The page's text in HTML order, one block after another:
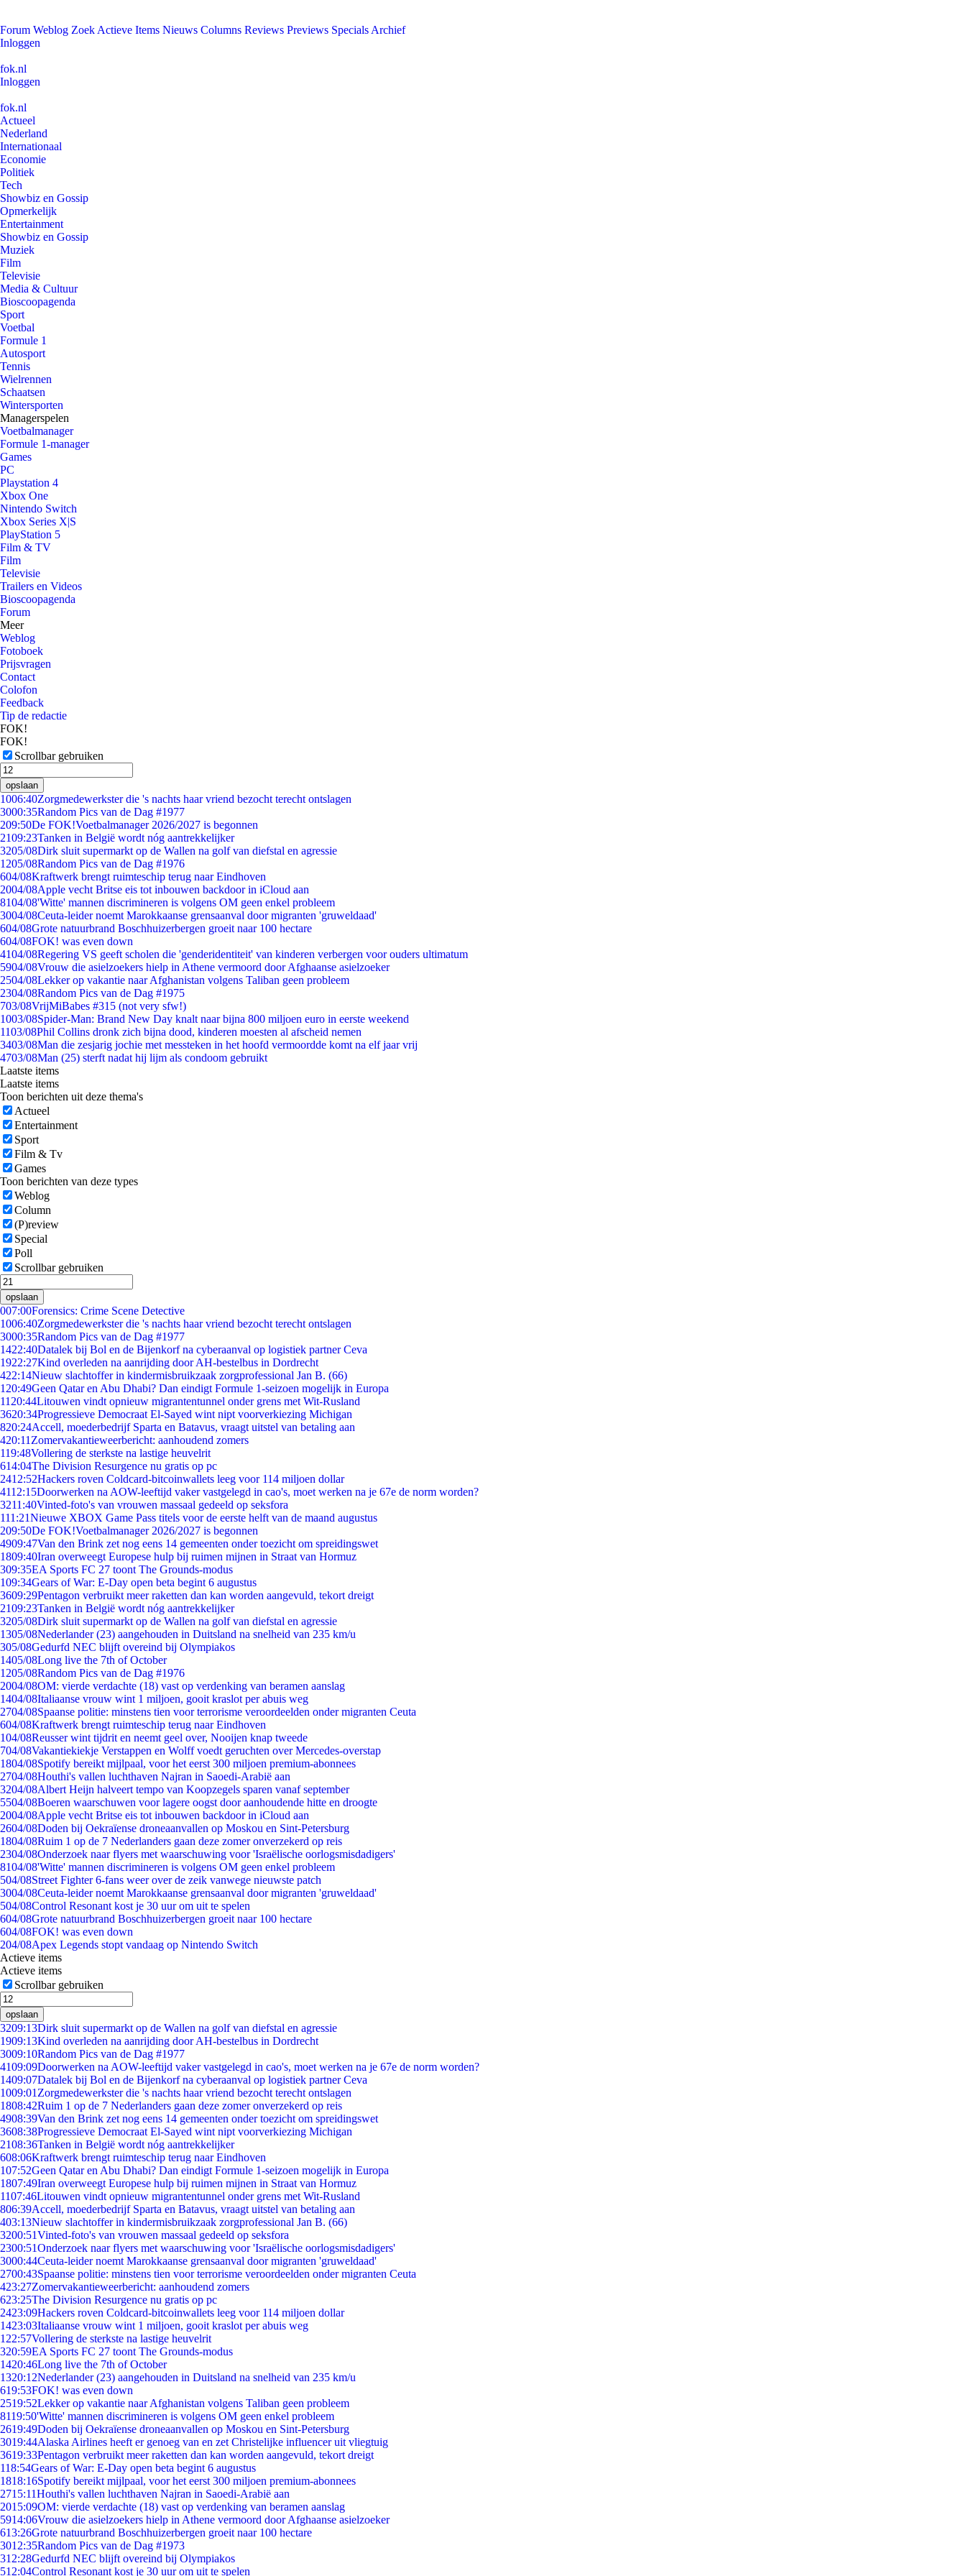
Forum Weblog Zoek Actieve Items Nieuws Columns Reviews Previews Specials Archief
Inloggen
fok.nl
Inloggen
fok.nl
Actueel
Nederland
Internationaal
Economie
Politiek
Tech
Showbiz en Gossip
Opmerkelijk
Entertainment
Showbiz en Gossip
Muziek
Film
Televisie
Media & Cultuur
Bioscoopagenda
Sport
Voetbal
Formule 1
Autosport
Tennis
Wielrennen
Schaatsen
Wintersporten
Managerspelen
Voetbalmanager
Formule 1-manager
Games
PC
Playstation 4
Xbox One
Nintendo Switch
Xbox Series X|S
PlayStation 5
Film & TV
Film
Televisie
Trailers en Videos
Bioscoopagenda
Forum
Meer
Weblog
Fotoboek
Prijsvragen
Contact
Colofon
Feedback
Tip de redactie
FOK!
FOK!
Scrollbar gebruiken
opslaan
1006:40Zorgmedewerkster die 's nachts haar vriend bezocht terecht ontslagen
3000:35Random Pics van de Dag #1977
209:50De FOK!Voetbalmanager 2026/2027 is begonnen
2109:23Tanken in België wordt nóg aantrekkelijker
3205/08Dirk sluit supermarkt op de Wallen na golf van diefstal en agressie
1205/08Random Pics van de Dag #1976
604/08Kraftwerk brengt ruimteschip terug naar Eindhoven
2004/08Apple vecht Britse eis tot inbouwen backdoor in iCloud aan
8104/08'Witte' mannen discrimineren is volgens OM geen enkel probleem
3004/08Ceuta-leider noemt Marokkaanse grensaanval door migranten 'gruweldaad'
604/08Grote natuurbrand Boschhuizerbergen groeit naar 100 hectare
604/08FOK! was even down
4104/08Regering VS geeft scholen die 'genderidentiteit' van kinderen verbergen voor ouders ultimatum
5904/08Vrouw die asielzoekers hielp in Athene vermoord door Afghaanse asielzoeker
2504/08Lekker op vakantie naar Afghanistan volgens Taliban geen probleem
2304/08Random Pics van de Dag #1975
703/08VrijMiBabes #315 (not very sfw!)
1003/08Spider-Man: Brand New Day knalt naar bijna 800 miljoen euro in eerste weekend
1103/08Phil Collins dronk zich bijna dood, kinderen moesten al afscheid nemen
3403/08Man die zesjarig jochie met messteken in het hoofd vermoordde komt na elf jaar vrij
4703/08Man (25) sterft nadat hij lijm als condoom gebruikt
Laatste items
Laatste items
Toon berichten uit deze thema's
Actueel
Entertainment
Sport
Film & Tv
Games
Toon berichten van deze types
Weblog
Column
(P)review
Special
Poll
Scrollbar gebruiken
opslaan
007:00Forensics: Crime Scene Detective
1006:40Zorgmedewerkster die 's nachts haar vriend bezocht terecht ontslagen
3000:35Random Pics van de Dag #1977
1422:40Datalek bij Bol en de Bijenkorf na cyberaanval op logistiek partner Ceva
1922:27Kind overleden na aanrijding door AH-bestelbus in Dordrecht
422:14Nieuw slachtoffer in kindermisbruikzaak zorgprofessional Jan B. (66)
1 20:49Geen Qatar en Abu Dhabi? Dan eindigt Formule 1-seizoen mogelijk in Europa
11 20:44Litouwen vindt opnieuw migrantentunnel onder grens met Wit-Rusland
3620:34Progressieve Democraat El-Sayed wint nipt voorverkiezing Michigan
820:24Accell, moederbedrijf Sparta en Batavus, vraagt uitstel van betaling aan
420:11 Zomervakantieweerbericht: aanhoudend zomers
119:48Vollering de sterkste na lastige heuvelrit
614:04The Division Resurgence nu gratis op pc
2412:52Hackers roven Coldcard-bitcoinwallets leeg voor 114 miljoen dollar
4112:15Doorwerken na AOW-leeftijd vaker vastgelegd in cao's, moet werken na je 67e de norm worden?
3211:40Vinted-foto's van vrouwen massaal gedeeld op seksfora
111:21Nieuwe XBOX Game Pass titels voor de eerste helft van de maand augustus
209:50De FOK!Voetbalmanager 2026/2027 is begonnen
4909:47Van den Brink zet nog eens 14 gemeenten onder toezicht om spreidingswet
1809:40Iran overweegt Europese hulp bij ruimen mijnen in Straat van Hormuz
309:35EA Sports FC 27 toont The Grounds-modus
109:34Gears of War: E-Day open beta begint 6 augustus
3609:29Pentagon verbruikt meer raketten dan kan worden aangevuld, tekort dreigt
2109:23Tanken in België wordt nóg aantrekkelijker
3205/08Dirk sluit supermarkt op de Wallen na golf van diefstal en agressie
1305/08Nederlander (23) aangehouden in Duitsland na snelheid van 235 km/u
305/08Gedurfd NEC blijft overeind bij Olympiakos
1405/08Long live the 7th of October
1205/08Random Pics van de Dag #1976
2004/08OM: vierde verdachte (18) vast op verdenking van beramen aanslag
1404/08Italiaanse vrouw wint 1 miljoen, gooit kraslot per abuis weg
2704/08Spaanse politie: minstens tien voor terrorisme veroordeelden onder migranten Ceuta
604/08Kraftwerk brengt ruimteschip terug naar Eindhoven
104/08Reusser wint tijdrit en neemt geel over, Nooijen knap tweede
704/08Vakantiekiekje Verstappen en Wolff voedt geruchten over Mercedes-overstap
1804/08Spotify bereikt mijlpaal, voor het eerst 300 miljoen premium-abonnees
2704/08Houthi's vallen luchthaven Najran in Saoedi-Arabië aan
3204/08Albert Heijn halveert tempo van Koopzegels sparen vanaf september
5504/08Boeren waarschuwen voor lagere oogst door aanhoudende hitte en droogte
2004/08Apple vecht Britse eis tot inbouwen backdoor in iCloud aan
2604/08Doden bij Oekraïense droneaanvallen op Moskou en Sint-Petersburg
1804/08Ruim 1 op de 7 Nederlanders gaan deze zomer onverzekerd op reis
2304/08Onderzoek naar flyers met waarschuwing voor 'Israëlische oorlogsmisdadigers'
8104/08'Witte' mannen discrimineren is volgens OM geen enkel probleem
504/08Street Fighter 6-fans weer over de zeik vanwege nieuwste patch
3004/08Ceuta-leider noemt Marokkaanse grensaanval door migranten 'gruweldaad'
504/08Control Resonant kost je 30 uur om uit te spelen
604/08Grote natuurbrand Boschhuizerbergen groeit naar 100 hectare
604/08FOK! was even down
204/08Apex Legends stopt vandaag op Nintendo Switch
Actieve items
Actieve items
Scrollbar gebruiken
opslaan
3209:13Dirk sluit supermarkt op de Wallen na golf van diefstal en agressie
1909:13Kind overleden na aanrijding door AH-bestelbus in Dordrecht
3009:10Random Pics van de Dag #1977
4109:09Doorwerken na AOW-leeftijd vaker vastgelegd in cao's, moet werken na je 67e de norm worden?
1409:07Datalek bij Bol en de Bijenkorf na cyberaanval op logistiek partner Ceva
1009:01 Zorgmedewerkster die 's nachts haar vriend bezocht terecht ontslagen
1808:42Ruim 1 op de 7 Nederlanders gaan deze zomer onverzekerd op reis
4908:39Van den Brink zet nog eens 14 gemeenten onder toezicht om spreidingswet
3608:38Progressieve Democraat El-Sayed wint nipt voorverkiezing Michigan
2108:36Tanken in België wordt nóg aantrekkelijker
608:06Kraftwerk brengt ruimteschip terug naar Eindhoven
107:52Geen Qatar en Abu Dhabi? Dan eindigt Formule 1-seizoen mogelijk in Europa
1807:49Iran overweegt Europese hulp bij ruimen mijnen in Straat van Hormuz
1107:46Litouwen vindt opnieuw migrantentunnel onder grens met Wit-Rusland
806:39Accell, moederbedrijf Sparta en Batavus, vraagt uitstel van betaling aan
403:13Nieuw slachtoffer in kindermisbruikzaak zorgprofessional Jan B. (66)
3200:51Vinted-foto's van vrouwen massaal gedeeld op seksfora
2300:51Onderzoek naar flyers met waarschuwing voor 'Israëlische oorlogsmisdadigers'
3000:44Ceuta-leider noemt Marokkaanse grensaanval door migranten 'gruweldaad'
2700:43Spaanse politie: minstens tien voor terrorisme veroordeelden onder migranten Ceuta
423:27Zomervakantieweerbericht: aanhoudend zomers
623:25The Division Resurgence nu gratis op pc
2423:09Hackers roven Coldcard-bitcoinwallets leeg voor 114 miljoen dollar
1423:03Italiaanse vrouw wint 1 miljoen, gooit kraslot per abuis weg
1 22:57Vollering de sterkste na lastige heuvelrit
320:59EA Sports FC 27 toont The Grounds-modus
1420:46Long live the 7th of October
1320:12Nederlander (23) aangehouden in Duitsland na snelheid van 235 km/u
619:53FOK! was even down
2519:52Lekker op vakantie naar Afghanistan volgens Taliban geen probleem
8119:50'Witte' mannen discrimineren is volgens OM geen enkel probleem
2619:49Doden bij Oekraïense droneaanvallen op Moskou en Sint-Petersburg
3019:44Alaska Airlines heeft er genoeg van en zet Christelijke influencer uit vliegtuig
3619:33Pentagon verbruikt meer raketten dan kan worden aangevuld, tekort dreigt
118:54Gears of War: E-Day open beta begint 6 augustus
1818:16Spotify bereikt mijlpaal, voor het eerst 300 miljoen premium-abonnees
2715:11Houthi's vallen luchthaven Najran in Saoedi-Arabië aan
2015:09OM: vierde verdachte (18) vast op verdenking van beramen aanslag
5914:06Vrouw die asielzoekers hielp in Athene vermoord door Afghaanse asielzoeker
613:26Grote natuurbrand Boschhuizerbergen groeit naar 100 hectare
3012:35Random Pics van de Dag #1973
312:28Gedurfd NEC blijft overeind bij Olympiakos
512:04Control Resonant kost je 30 uur om uit te spelen